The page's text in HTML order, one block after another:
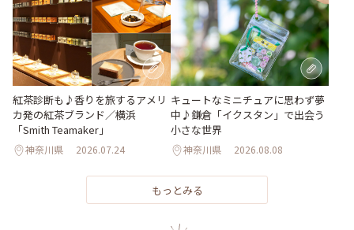
紅茶診断も♪香りを旅するアメリ
カ発の紅茶ブランド／横浜
「Smith Teamaker」
神奈川県 2026.07.24
キュートなミニチュアに思わず夢
中♪鎌倉「イクスタン」で出会う
小さな世界
神奈川県 2026.08.08
もっとみる